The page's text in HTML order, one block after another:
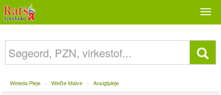
Weleda Pleje Weiße Malve Ansigtpleje